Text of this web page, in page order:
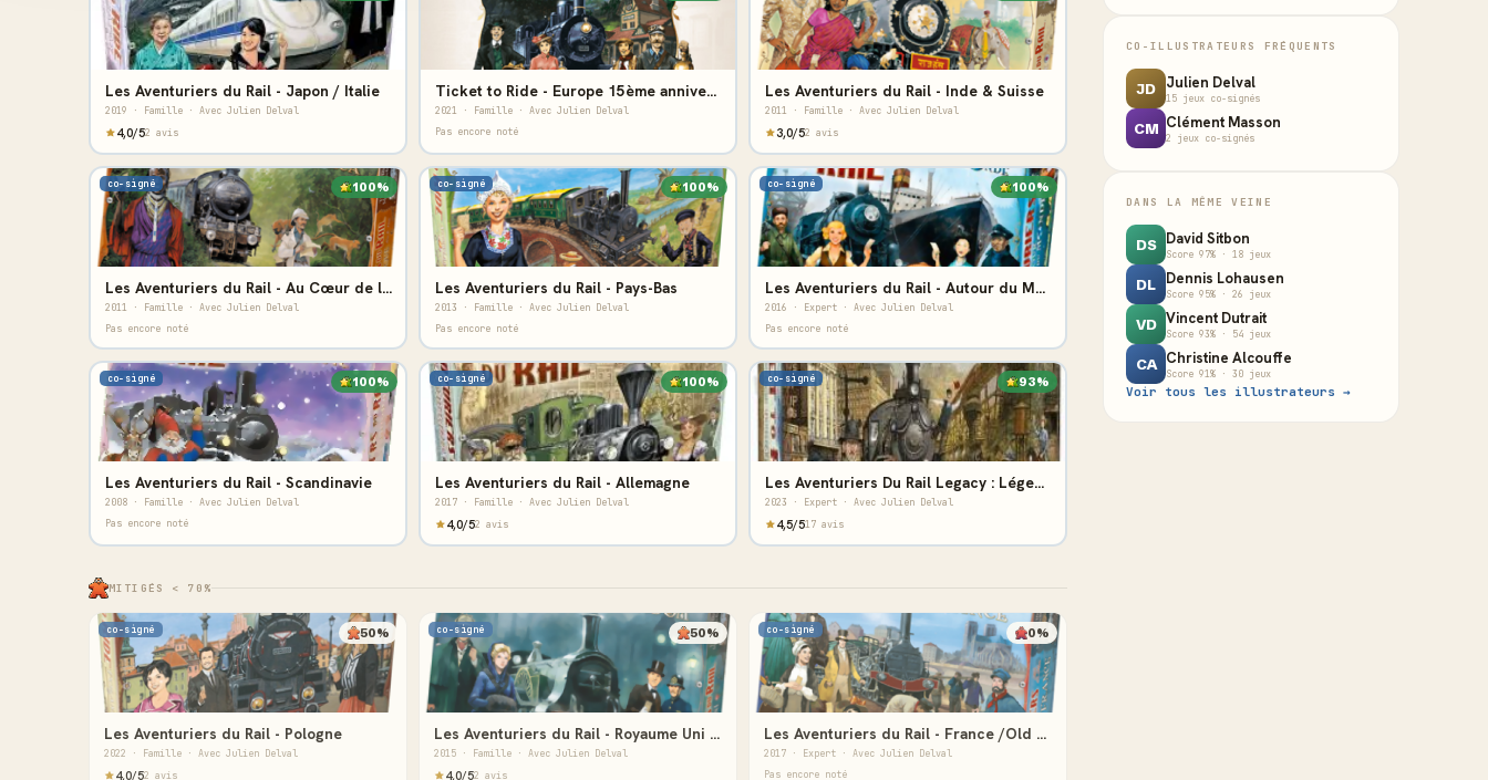
Les Aventuriers du Rail - Japon / Italie
2019 · Famille · Avec Julien Delval
4,0/52 avis
Ticket to Ride - Europe 15ème anniversaire
2021 · Famille · Avec Julien Delval
Pas encore noté
Les Aventuriers du Rail - Inde & Suisse
2011 · Famille · Avec Julien Delval
3,0/52 avis
co-signé 100%
Les Aventuriers du Rail - Au Cœur de l'Afrique
2011 · Famille · Avec Julien Delval
Pas encore noté
co-signé 100%
Les Aventuriers du Rail - Pays-Bas
2013 · Famille · Avec Julien Delval
Pas encore noté
co-signé 100%
Les Aventuriers du Rail - Autour du Monde
2016 · Expert · Avec Julien Delval
Pas encore noté
co-signé 100%
Les Aventuriers du Rail - Scandinavie
2008 · Famille · Avec Julien Delval
Pas encore noté
co-signé 100%
Les Aventuriers du Rail - Allemagne
2017 · Famille · Avec Julien Delval
4,0/52 avis
co-signé 93%
Les Aventuriers Du Rail Legacy : Légendes De L’Ouest
2023 · Expert · Avec Julien Delval
4,5/517 avis
MITIGÉS < 70%
co-signé 50%
Les Aventuriers du Rail - Pologne
2022 · Famille · Avec Julien Delval
4,0/52 avis
co-signé 50%
Les Aventuriers du Rail - Royaume Uni / Pennsylvanie
2015 · Famille · Avec Julien Delval
4,0/52 avis
co-signé 0%
Les Aventuriers du Rail - France /Old West
2017 · Expert · Avec Julien Delval
Pas encore noté
CO-ILLUSTRATEURS FRÉQUENTS
JD Julien Delval
15 jeux co-signés
CM Clément Masson
2 jeux co-signés
DANS LA MÊME VEINE
DS David Sitbon
Score 97% · 18 jeux
DL Dennis Lohausen
Score 95% · 26 jeux
VD Vincent Dutrait
Score 93% · 54 jeux
CA Christine Alcouffe
Score 91% · 30 jeux
Voir tous les illustrateurs →